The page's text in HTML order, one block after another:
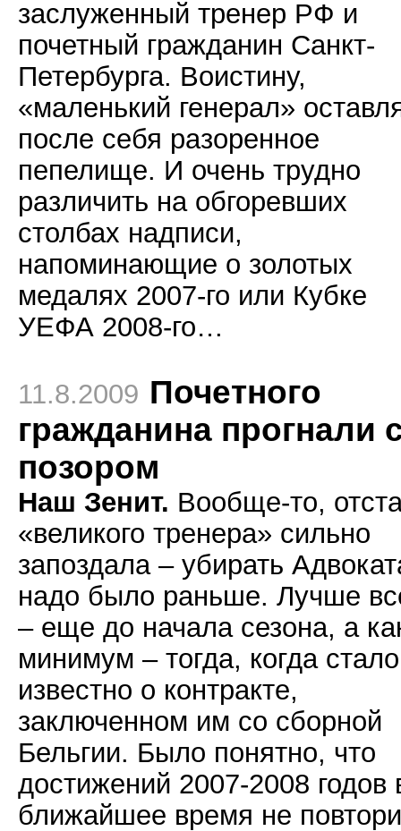
заслуженный тренер РФ и
почетный гражданин Санкт-
Петербурга. Воистину,
«маленький генерал»
после себя разоренное
пепелище. И очень трудно
различить на обгоревших
столбах надписи,
напоминающие о золотых
медалях 2007-го или Кубке
УЕФА 2008-го…
11.8.2009 Почетного
гражданина прогнали
позором
Наш Зенит. Вообще-то,
«великого тренера» сильно
запоздала – убирать
надо было раньше. Лучше
– еще до начала сезона, а
минимум – тогда, когда стало
известно о контракте,
заключенном им со сборной
Бельгии. Было понятно, что
достижений 2007-2008 годов
ближайшее время не